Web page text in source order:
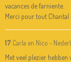
vacances de farniente.
Merci pour tout Chantal
17 Carla en Nico -
Met veel plezier